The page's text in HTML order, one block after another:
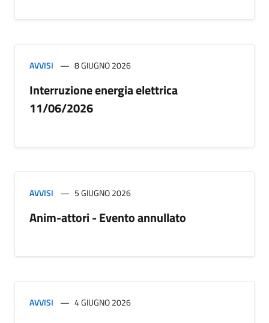
AVVISI 8 GIUGNO 2026
Interruzione energia elettrica
11/06/2026
AVVISI 5 GIUGNO 2026
Anim-attori - Evento annullato
AVVISI 4 GIUGNO 2026